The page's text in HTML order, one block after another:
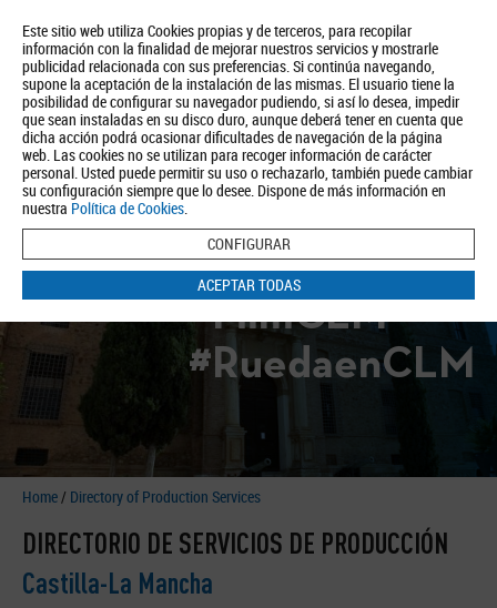
Este sitio web utiliza Cookies propias y de terceros, para recopilar
información con la finalidad de mejorar nuestros servicios y mostrarle
publicidad relacionada con sus preferencias. Si continúa navegando,
supone la aceptación de la instalación de las mismas. El usuario tiene la
posibilidad de configurar su navegador pudiendo, si así lo desea, impedir
que sean instaladas en su disco duro, aunque deberá tener en cuenta que
dicha acción podrá ocasionar dificultades de navegación de la página
web. Las cookies no se utilizan para recoger información de carácter
personal. Usted puede permitir su uso o rechazarlo, también puede cambiar
su configuración siempre que lo desee. Dispone de más información en
nuestra Política de Cookies.
CONFIGURAR
ACEPTAR TODAS
About us Tourism Política de Privacidad Aviso Legal Política de Cookies
BUSCAR
#FilmCLM
#RuedaenCLM
Home/ Directory of Production Services
DIRECTORIO DE SERVICIOS DE PRODUCCIÓN
Castilla-La Mancha